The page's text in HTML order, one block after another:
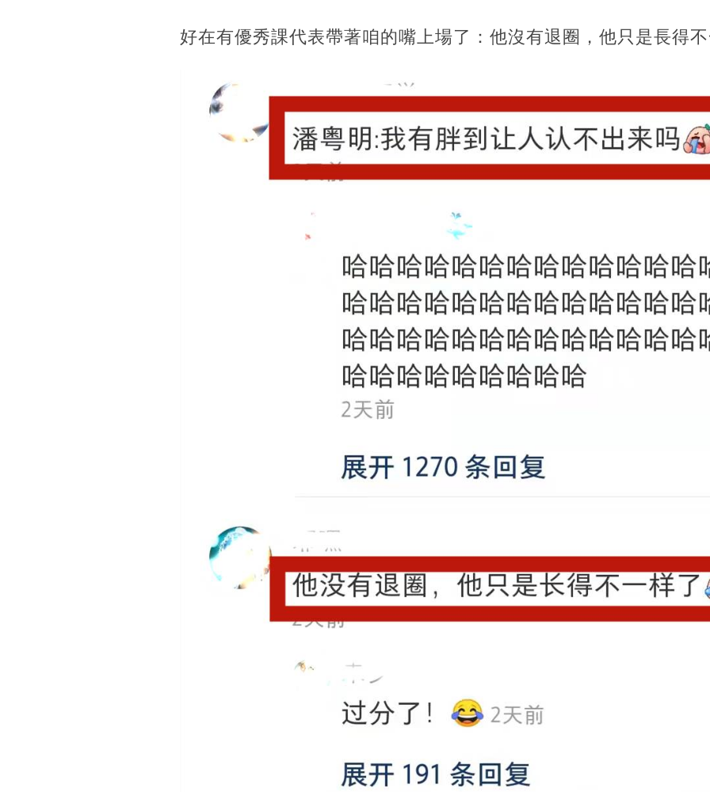
好在有優秀課代表帶著咱的嘴上場了：他沒有退圈，他只是長得